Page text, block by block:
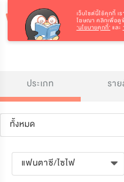
ประเภท รา
ทั้งหมด
แฟนตาซี/ไซไฟ
เว็บไซต์นี้ใช้คุกกี้ เ
โฆษณา คลิกเพื่อดู
‘นโยบายคุกกี้’ และ